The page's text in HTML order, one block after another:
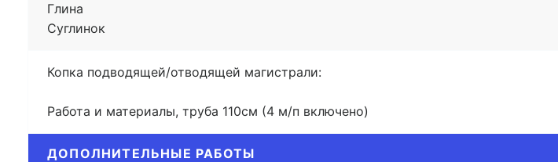
Глина
Суглинок
Копка подводящей/отводящей магистрали:
Работа и материалы, труба 110см (4 м/п включено)
ДОПОЛНИТЕЛЬНЫЕ РАБОТЫ